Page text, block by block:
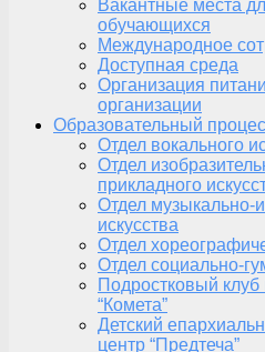
Вакантные места
обучающихся
Международное
Доступная среда
Организация
организации
Образовательный
Отдел вокального
Отдел
прикладного
Отдел музыкально-
искусства
Отдел
Отдел социально-
Подростковый клуб
“Комета”
Детский
центр “Предтеча”